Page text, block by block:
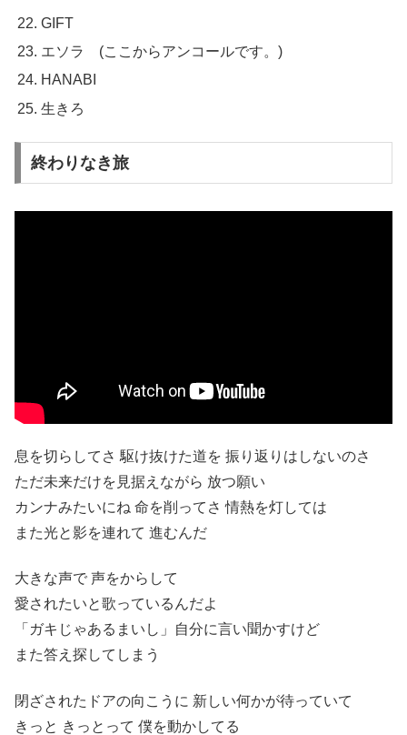
GIFT
エソラ (ここからアンコールです。)
HANABI
生きろ
終わりなき旅
息を切らしてさ 駆け抜けた道を 振り返りはしないのさ
ただ未来だけを見据えながら 放つ願い
カンナみたいにね 命を削ってさ 情熱を灯しては
また光と影を連れて 進むんだ
大きな声で 声をからして
愛されたいと歌っているんだよ
「ガキじゃあるまいし」自分に言い聞かすけど
また答え探してしまう
閉ざされたドアの向こうに 新しい何かが待っていて
きっと きっとって 僕を動かしてる